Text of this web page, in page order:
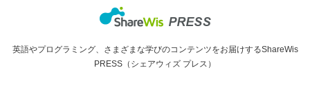
英語やプログラミング、さまざまな学びのコンテンツをお届けするShareWis
PRESS（シェアウィズ プレス）